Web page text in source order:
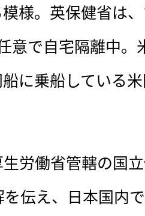
様。英保健省は
意で自宅隔離中
船に乗船している
労働省管轄の国
伝え、日本国内